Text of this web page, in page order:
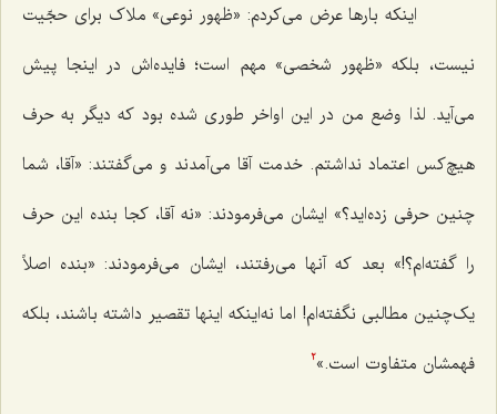
اینکه بارها عرض می‌کردم: «ظهور نوعی» ملاک برای حجّیت
نیست، بلکه «ظهور شخصی» مهم است؛ فایده‌اش در اینجا پیش
می‌آید. لذا وضع من در این اواخر طوری شده بود که دیگر به حرف
هیچ‌کس اعتماد نداشتم. خدمت آقا می‌آمدند و می‌گفتند: «آقا، شما
چنین حرفی زده‌اید؟» ایشان می‌فرمودند: «نه آقا، کجا بنده این حرف
را گفته‌ام؟!» بعد که آنها می‌رفتند، ایشان می‌فرمودند: «بنده اصلاً
یک‌چنین مطالبی نگفته‌ام! اما نه‌اینکه اینها تقصیر داشته باشند، بلکه
فهمشان متفاوت است.»2